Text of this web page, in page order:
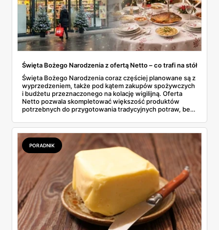
Święta Bożego Narodzenia z ofertą Netto – co trafi na stół
Święta Bożego Narodzenia coraz częściej planowane są z
wyprzedzeniem, także pod kątem zakupów spożywczych
i budżetu przeznaczonego na kolację wigilijną. Oferta
Netto pozwala skompletować większość produktów
potrzebnych do przygotowania tradycyjnych potraw, bez
sezonowych pojawiają się zarówno klasyczne składniki,
jak i gotowe półprodukty, które realnie skracają czas
spędzony w kuchni. To rozwiązanie wygodne, ale też
przewidywalne pod względem jakości i ceny.
PORADNIK